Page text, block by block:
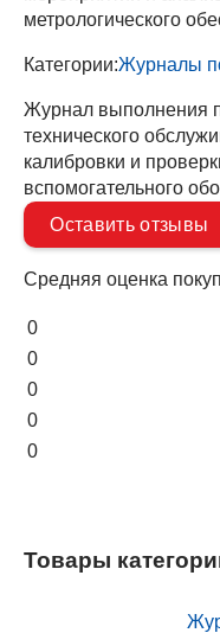
метрологического
Категории:Журналы
Журнал выполнения
технического
калибровки и
вспомогательного
Оставить отзывы
Средняя оценка
0
0
0
0
0
Товары